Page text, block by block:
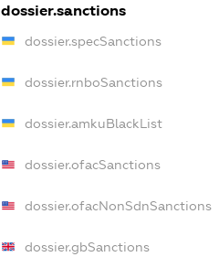
dossier.sanctions
dossier.specSanctions
dossier.rnboSanctions
dossier.amkuBlackList
dossier.ofacSanctions
dossier.ofacNonSdnSanctions
dossier.gbSanctions